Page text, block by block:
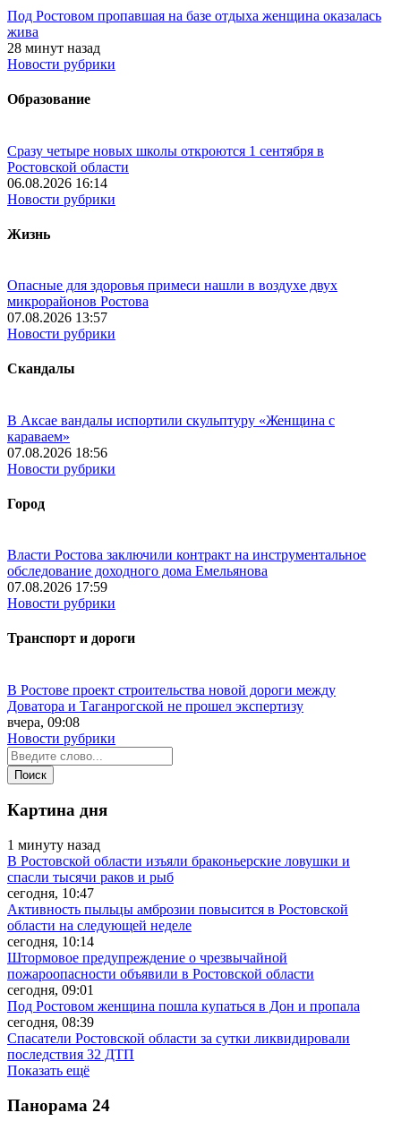
Под Ростовом пропавшая на базе отдыха женщина оказалась
жива
28 минут назад
Новости рубрики
Образование
Сразу четыре новых школы откроются 1 сентября в
Ростовской области
06.08.2026 16:14
Новости рубрики
Жизнь
Опасные для здоровья примеси нашли в воздухе двух
микрорайонов Ростова
07.08.2026 13:57
Новости рубрики
Скандалы
В Аксае вандалы испортили скульптуру «Женщина с
караваем»
07.08.2026 18:56
Новости рубрики
Город
Власти Ростова заключили контракт на инструментальное
обследование доходного дома Емельянова
07.08.2026 17:59
Новости рубрики
Транспорт и дороги
В Ростове проект строительства новой дороги между
Доватора и Таганрогской не прошел экспертизу
вчера, 09:08
Новости рубрики
Картина дня
1 минуту назад
В Ростовской области изъяли браконьерские ловушки и
спасли тысячи раков и рыб
сегодня, 10:47
Активность пыльцы амброзии повысится в Ростовской
области на следующей неделе
сегодня, 10:14
Штормовое предупреждение о чрезвычайной
пожароопасности объявили в Ростовской области
сегодня, 09:01
Под Ростовом женщина пошла купаться в Дон и пропала
сегодня, 08:39
Спасатели Ростовской области за сутки ликвидировали
последствия 32 ДТП
Показать ещё
Панорама 24